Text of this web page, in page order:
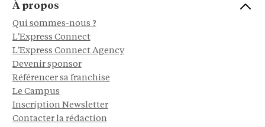
À propos
Qui sommes-nous ?
L'Express Connect
L'Express Connect Agency
Devenir sponsor
Référencer sa franchise
Le Campus
Inscription Newsletter
Contacter la rédaction